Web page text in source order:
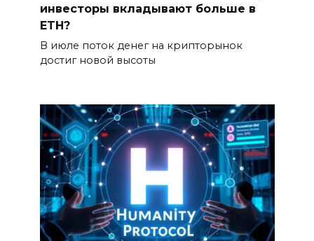
инвесторы вкладывают больше в
ETH?
В июле поток денег на крипторынок
достиг новой высоты